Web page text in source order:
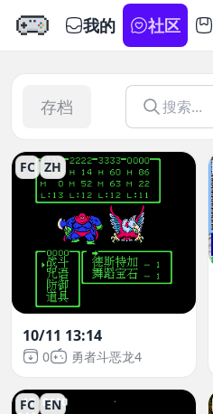
我的 社区
存档
FC ZH
10/11 13:14
0 勇者斗恶龙4
FC EN